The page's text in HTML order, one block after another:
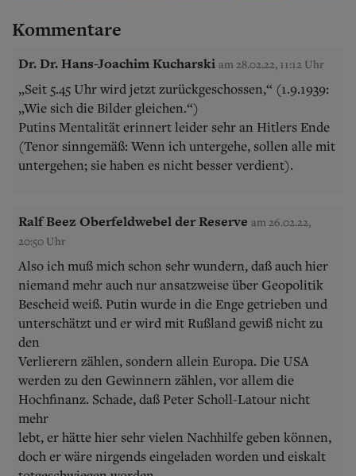
Kommentare
Dr. Dr. Hans-Joachim Kucharski am 28.02.22, 11:12 Uhr
„Seit 5.45 Uhr wird jetzt zurückgeschossen,“ (1.9.1939:
„Wie sich die Bilder gleichen.“)
Putins Mentalität erinnert leider sehr an Hitlers Ende
(Tenor sinngemäß: Wenn ich untergehe, sollen alle mit
untergehen; sie haben es nicht besser verdient).
Ralf Beez Oberfeldwebel der Reserve am 26.02.22,
20:50 Uhr
Also ich muß mich schon sehr wundern, daß auch hier
niemand mehr auch nur ansatzweise über Geopolitik
Bescheid weiß. Putin wurde in die Enge getrieben und
unterschätzt und er wird mit Rußland gewiß nicht zu
den
Verlierern zählen, sondern allein Europa. Die USA
werden zu den Gewinnern zählen, vor allem die
Hochfinanz. Schade, daß Peter Scholl-Latour nicht
mehr
lebt, er hätte hier sehr vielen Nachhilfe geben können,
doch er wäre nirgends eingeladen worden und eiskalt